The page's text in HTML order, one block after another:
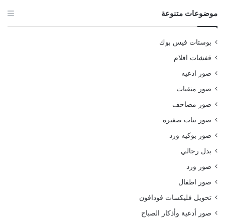
موضوعات متنوعة
بوستات فيس بوك
قفشات افلام
صور ادعيه
صور منقبات
صور مصاحف
صور بنات صغيره
صور بوكيه ورد
بدل رجالي
صور ورد
صور اطفال
تحويل فليكسات فودافون
صور أدعية وأذكار الصباح